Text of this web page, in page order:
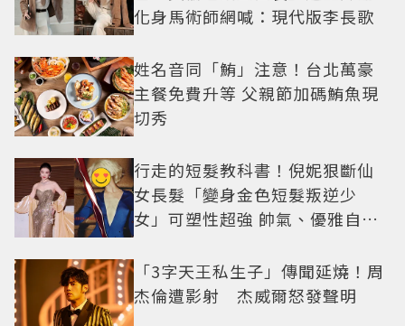
化身馬術師網喊：現代版李長歌
姓名音同「鮪」注意！台北萬豪
主餐免費升等 父親節加碼鮪魚現
切秀
行走的短髮教科書！倪妮狠斷仙
女長髮「變身金色短髮叛逆少
女」可塑性超強 帥氣、優雅自由
「3字天王私生子」傳聞延燒！周
杰倫遭影射 杰威爾怒發聲明